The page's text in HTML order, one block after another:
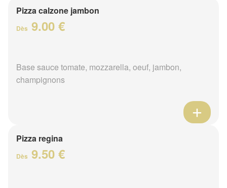
Pizza calzone jambon
Dès 9.00 €
Base sauce tomate, mozzarella, oeuf, jambon,
champignons
Pizza regina
Dès 9.50 €